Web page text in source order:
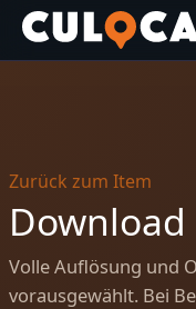
Zurück zum Item
Download
Volle Auflösung und
vorausgewählt. Bei